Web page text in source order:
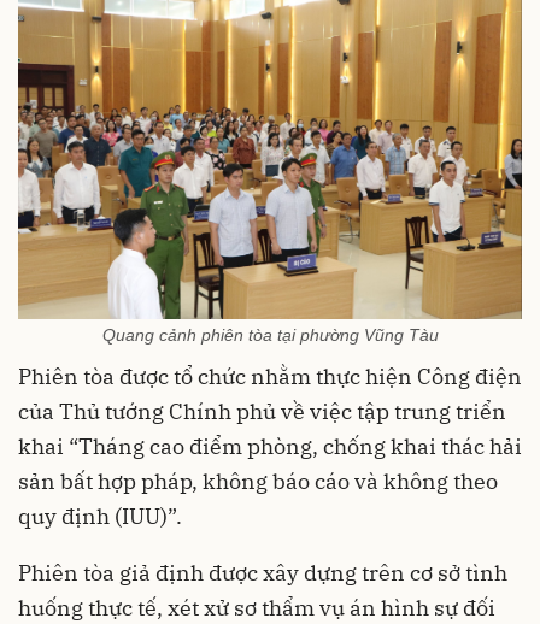
Quang cảnh phiên tòa tại phường Vũng Tàu
Phiên tòa được tổ chức nhằm thực hiện Công điện
của Thủ tướng Chính phủ về việc tập trung triển
khai “Tháng cao điểm phòng, chống khai thác hải
sản bất hợp pháp, không báo cáo và không theo
quy định (IUU)”.
Phiên tòa giả định được xây dựng trên cơ sở tình
huống thực tế, xét xử sơ thẩm vụ án hình sự đối